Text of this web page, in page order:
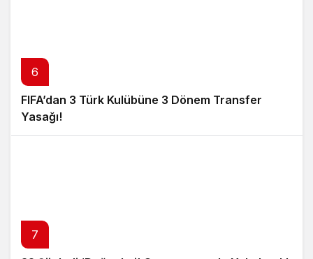
6
FIFA’dan 3 Türk Kulübüne 3 Dönem Transfer
Yasağı!
7